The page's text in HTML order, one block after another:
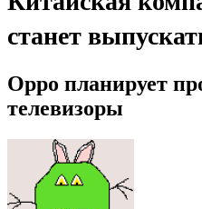
станет
Oppo планирует
телевизоры